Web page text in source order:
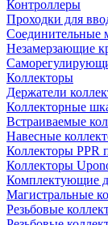
Контроллеры
Проходки для
Соединительные
Незамерзающие
Коллекторы
Держатели
Коллекторные
Встраиваемые
Навесные
Коллекторы PPR
Коллекторы
Комплектующие
Магистральные
Резьбовые